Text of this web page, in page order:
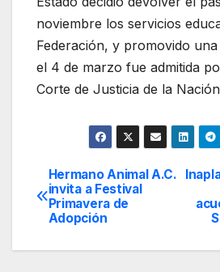
noviembre los servicios
Federación, y promovido
el 4 de marzo fue admitida
Corte de Justicia de la
Navegación
de
entradas
Hermano Animal A.C.
invita a Festival
Primavera de
Adopción